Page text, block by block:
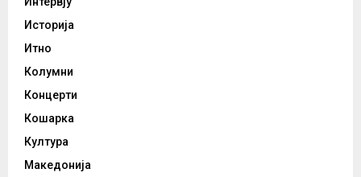
Историја
Итно
Колумни
Концерти
Кошарка
Култура
Македонија